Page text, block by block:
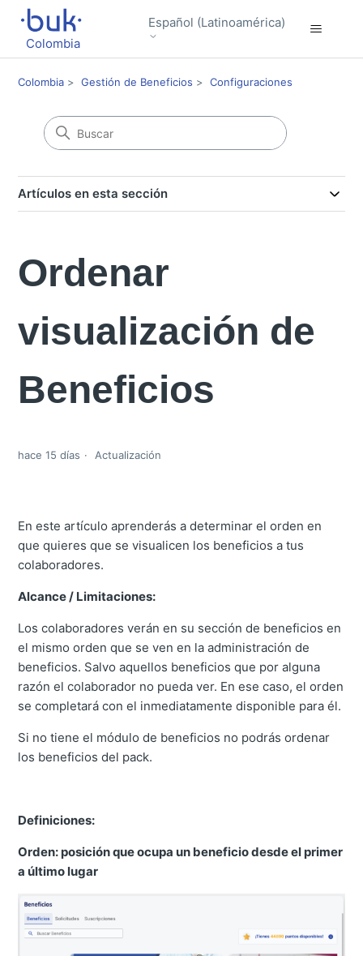
Colombia
Español (Latinoamérica)
Colombia Gestión de Beneficios Configuraciones
Artículos en esta sección
Ordenar
visualización de
Beneficios
hace 15 días Actualización
En este artículo aprenderás a determinar el orden en
que quieres que se visualicen los beneficios a tus
colaboradores.
Alcance / Limitaciones:
Los colaboradores verán en su sección de beneficios en
el mismo orden que se ven en la administración de
beneficios. Salvo aquellos beneficios que por alguna
razón el colaborador no pueda ver. En ese caso, el orden
se completará con el inmediatamente disponible para él.
Si no tiene el módulo de beneficios no podrás ordenar
los beneficios del pack.
Definiciones:
Orden: posición que ocupa un beneficio desde el primer
a último lugar